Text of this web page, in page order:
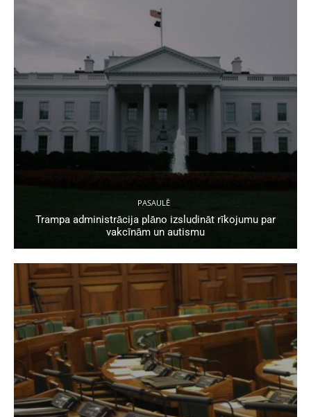
PASAULĒ
Trampa administrācija plāno izsludināt rīkojumu par
vakcīnām un autismu